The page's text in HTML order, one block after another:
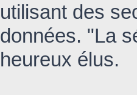
utilisant des
données. "La
heureux élus.